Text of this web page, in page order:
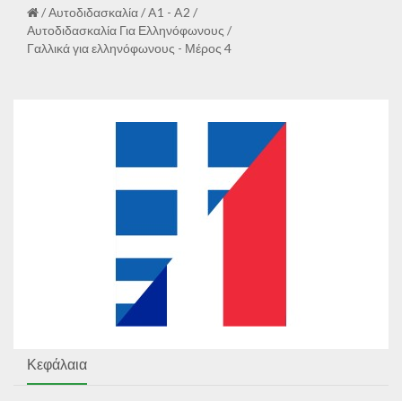
/Αυτοδιδασκαλία/A1 - A2 /
Αυτοδιδασκαλία Για Ελληνόφωνους /
Γαλλικά για ελληνόφωνους - Μέρος 4
Κεφάλαια